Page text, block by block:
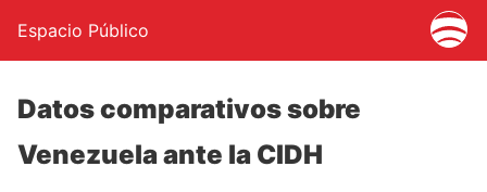
Espacio Público
Datos comparativos sobre
Venezuela ante la CIDH